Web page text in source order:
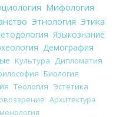
Мифология
Этнология Этика
Языкознание
Демография
Культура
Дипломатия
Биология
Теология Эстетика
Архитектура